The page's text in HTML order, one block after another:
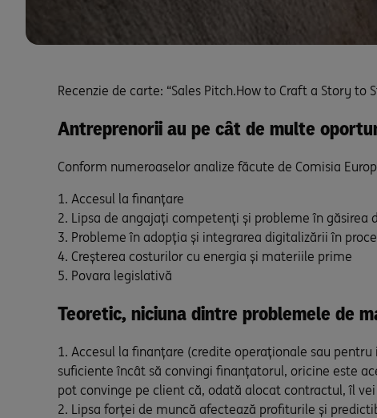
Recenzie de carte: “Sales Pitch.How to Craft a Story to
Antreprenorii au pe cât de multe
Conform numeroaselor analize făcute de Comisia
Accesul la finanțare
Lipsa de angajați competenți și probleme în găsirea
Probleme în adopția și integrarea digitalizării în
Creșterea costurilor cu energia și materiile prime
Povara legislativă
Teoretic, niciuna dintre problemele de
Accesul la finanțare (credite operaționale sau
suficiente încât să convingi finanțatorul, oricine este
pot convinge pe client că, odată alocat contractul, îl
Lipsa forței de muncă afectează profiturile și